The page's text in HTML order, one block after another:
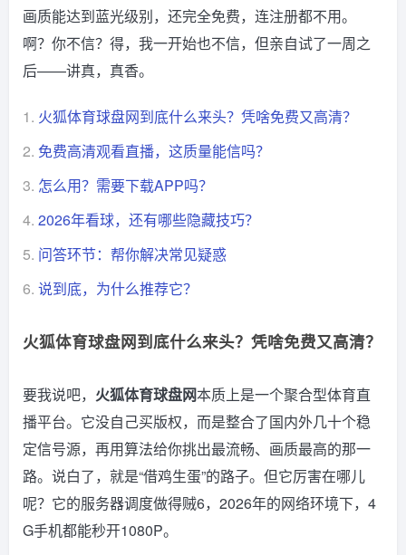
画质能达到蓝光级别，还完全免费，连注册都不用。
啊？你不信？得，我一开始也不信，但亲自试了一周之
后——讲真，真香。
1. 火狐体育球盘网到底什么来头？凭啥免费又高清？
2. 免费高清观看直播，这质量能信吗？
3. 怎么用？需要下载APP吗？
4. 2026年看球，还有哪些隐藏技巧？
5. 问答环节：帮你解决常见疑惑
6. 说到底，为什么推荐它？
火狐体育球盘网到底什么来头？凭啥免费又高清？
要我说吧， 火狐体育球盘网本质上是一个聚合型体育直
播平台。它没自己买版权，而是整合了国内外几十个稳
定信号源，再用算法给你挑出最流畅、画质最高的那一
路。说白了，就是“借鸡生蛋”的路子。但它厉害在哪儿
呢？它的服务器调度做得贼6，2026年的网络环境下，4
G手机都能秒开1080P。